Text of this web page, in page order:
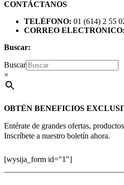
CONTÁCTANOS
TELÉFONO: 01 (614) 2 55
CORREO ELECTRONICO:
Buscar:
Buscar
×
OBTÉN BENEFICIOS
Entérate de grandes ofertas,
Inscríbete a nuestro boletín ahora.
[wysija_form id="1"]